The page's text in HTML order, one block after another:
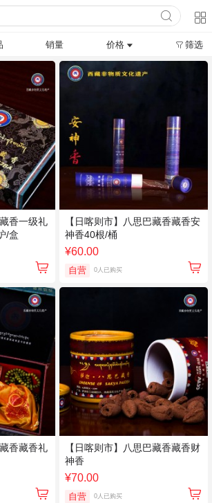
销量 价格 筛选
香一级礼
/盒
【日喀则市】八思巴藏香藏香安
神香40根/桶
¥60.00
自营 0人已购买
香藏香礼
【日喀则市】八思巴藏香藏香财
神香
¥70.00
自营 0人已购买